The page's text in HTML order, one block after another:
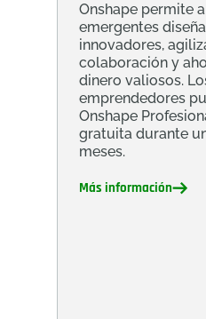
Onshape permite
emergentes
innovadores,
colaboración y
dinero valiosos.
emprendedores
Onshape
gratuita durante
meses.
Más información